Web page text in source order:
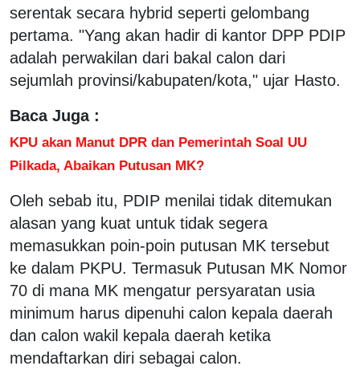
serentak secara hybrid seperti gelombang
pertama. "Yang akan hadir di kantor DPP PDIP
adalah perwakilan dari bakal calon dari
sejumlah provinsi/kabupaten/kota," ujar Hasto.
Baca Juga :
KPU akan Manut DPR dan Pemerintah Soal UU
Pilkada, Abaikan Putusan MK?
Oleh sebab itu, PDIP menilai tidak ditemukan
alasan yang kuat untuk tidak segera
memasukkan poin-poin putusan MK tersebut
ke dalam PKPU. Termasuk Putusan MK Nomor
70 di mana MK mengatur persyaratan usia
minimum harus dipenuhi calon kepala daerah
dan calon wakil kepala daerah ketika
mendaftarkan diri sebagai calon.